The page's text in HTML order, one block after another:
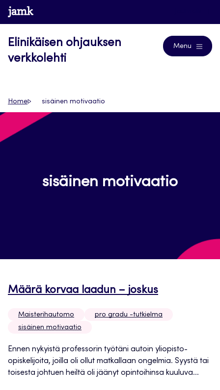
Siirry
suoraan
www.jamk.fi
Elinikäisen ohjauksen
verkkolehti
Menu
Home sisäinen motivaatio
sisäinen motivaatio
Määrä korvaa laadun – joskus
Maisterihautomo
pro gradu -tutkielma
sisäinen motivaatio
Ennen nykyistä professorin työtäni autoin yliopisto-
opiskelijoita, joilla oli ollut matkallaan ongelmia. Syystä tai
toisesta johtuen heiltä oli jäänyt opintoihinsa kuuluva...